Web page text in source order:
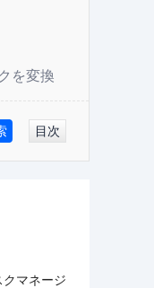
を変換
目次
マネージ